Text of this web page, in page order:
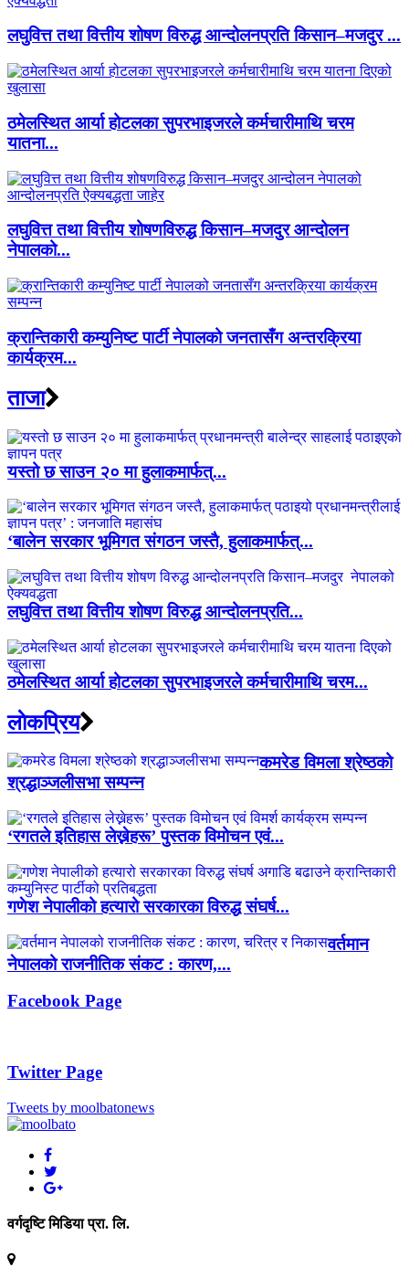
लघुवित्त तथा वित्तीय शोषण विरुद्ध आन्दोलनप्रति किसान–मजदुर ...
ठमेलस्थित आर्या होटलका सुपरभाइजरले कर्मचारीमाथि चरम
यातना...
लघुवित्त तथा वित्तीय शोषणविरुद्ध किसान–मजदुर आन्दोलन
नेपालको...
क्रान्तिकारी कम्युनिष्ट पार्टी नेपालको जनतासँग अन्तरक्रिया
कार्यक्रम...
ताजा
यस्तो छ साउन २० मा हुलाकमार्फत्...
‘बालेन सरकार भूमिगत संगठन जस्तै, हुलाकमार्फत्...
लघुवित्त तथा वित्तीय शोषण विरुद्ध आन्दोलनप्रति...
ठमेलस्थित आर्या होटलका सुपरभाइजरले कर्मचारीमाथि चरम...
लाेकप्रिय
कमरेड विमला श्रेष्ठको
श्रद्धाञ्जलीसभा सम्पन्न
‘रगतले इतिहास लेख्नेहरू’ पुस्तक विमोचन एवं...
गणेश नेपालीको हत्यारो सरकारका विरुद्ध संघर्ष...
वर्तमान
नेपालको राजनीतिक संकट : कारण,...
Facebook Page
Twitter Page
Tweets by moolbatonews
वर्गदृष्टि मिडिया प्रा. लि.